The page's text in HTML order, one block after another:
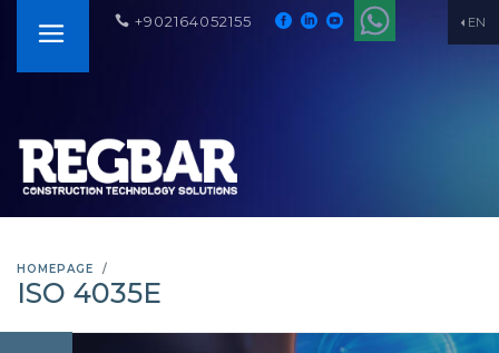
EN
+902164052155
HOMEPAGE
ISO 4035E